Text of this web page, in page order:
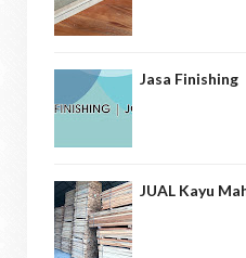
Jasa Finishing
JUAL Kayu